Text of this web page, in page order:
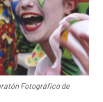
Fotográfico de